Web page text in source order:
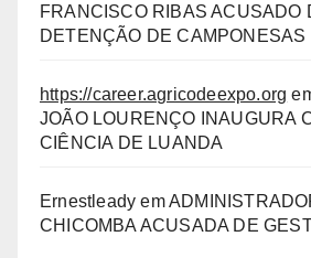
FRANCISCO RIBAS ACUSADO
DETENÇÃO DE CAMPONESAS
https://career.agricodeexpo.org
JOÃO LOURENÇO INAUGURA
CIÊNCIA DE LUANDA
Ernestleady em
CHICOMBA ACUSADA DE